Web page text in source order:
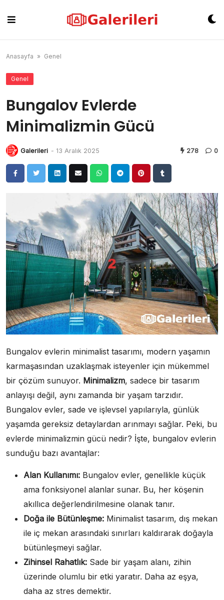
content
Anasayfa » Genel
Genel
Bungalov Evlerde
Minimalizmin Gücü
Galerileri - 13 Aralık 2025 278 0
Bungalov evlerin minimalist tasarımı, modern yaşamın
karmaşasından uzaklaşmak isteyenler için mükemmel
bir çözüm sunuyor. Minimalizm, sadece bir tasarım
anlayışı değil, aynı zamanda bir yaşam tarzıdır.
Bungalov evler, sade ve işlevsel yapılarıyla, günlük
yaşamda gereksiz detaylardan arınmayı sağlar. Peki, bu
evlerde minimalizmin gücü nedir? İşte, bungalov evlerin
sunduğu bazı avantajlar:
Alan Kullanımı: Bungalov evler, genellikle küçük
ama fonksiyonel alanlar sunar. Bu, her köşenin
akıllıca değerlendirilmesine olanak tanır.
Doğa ile Bütünleşme: Minimalist tasarım, dış mekan
ile iç mekan arasındaki sınırları kaldırarak doğayla
bütünleşmeyi sağlar.
Zihinsel Rahatlık: Sade bir yaşam alanı, zihin
üzerinde olumlu bir etki yaratır. Daha az eşya,
daha az stres demektir.